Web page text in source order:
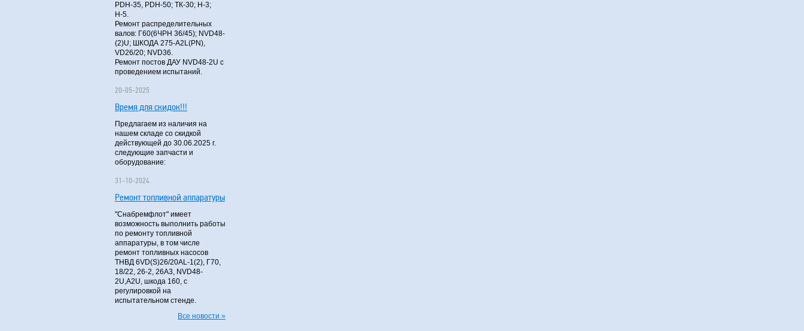
PDH-35, PDH-50; ТК-30; Н-3;
Н-5.
Ремонт распределительных
валов: Г60(6ЧРН 36/45); NVD48-
(2)U; ШКОДА 275-A2L(PN),
VD26/20; NVD36.
Ремонт постов ДАУ NVD48-2U с
проведением испытаний.
20-05-2025
Время для скидок!!!
Предлагаем из наличия на
нашем складе со скидкой
действующей до 30.06.2025 г.
следующие запчасти и
оборудование:
31-10-2024
Ремонт топливной аппаратуры
"Снабремфлот" имеет
возможность выполнить работы
по ремонту топливной
аппаратуры, в том числе
ремонт топливных насосов
ТНВД 6VD(S)26/20AL-1(2), Г70,
18/22, 26-2, 26А3, NVD48-
2U,A2U, шкода 160, с
регулировкой на
испытательном стенде.
Все новости »